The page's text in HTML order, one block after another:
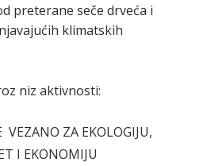
preterane seče drveća i
klimatskih
niz aktivnosti:
VEZANO ZA EKOLOGIJU,
I EKONOMIJU